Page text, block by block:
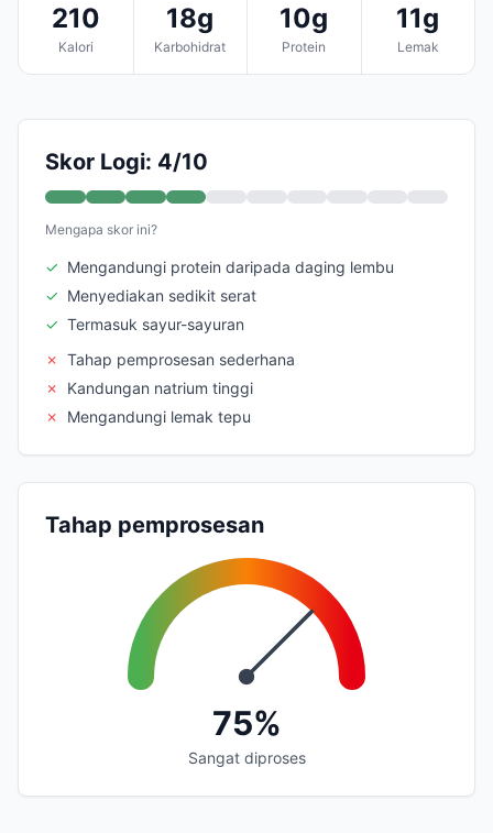
210
Kalori
18g
Karbohidrat
10g
Protein
11g
Lemak
Skor Logi: 4/10
Mengapa skor ini?
✓ Mengandungi protein daripada daging lembu
✓ Menyediakan sedikit serat
✓ Termasuk sayur-sayuran
✗ Tahap pemprosesan sederhana
✗
Kandungan natrium tinggi
✗
Mengandungi lemak tepu
Tahap pemprosesan
75%
Sangat diproses